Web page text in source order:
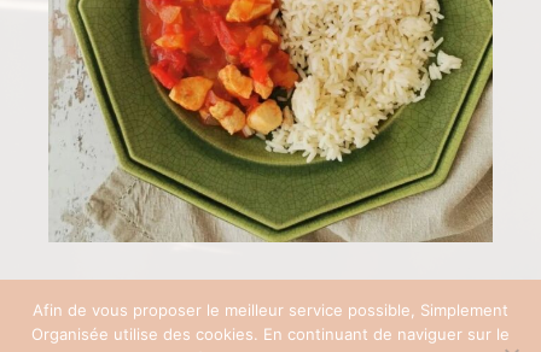
Afin de vous proposer le meilleur service possible, Simplement
Organisée utilise des cookies. En continuant de naviguer sur le